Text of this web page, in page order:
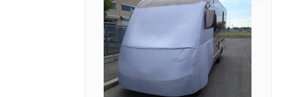
Wunschliste erstellen
Name der Wunschliste